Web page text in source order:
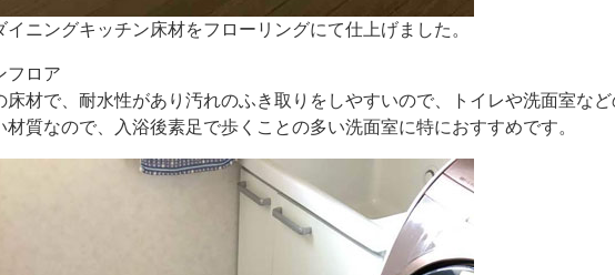
ニングキッチン床材をフローリングにて仕上げました。
フロア
床材で、耐水性があり汚れのふき取りをしやすいので、トイレや洗面室など
材質なので、入浴後素足で歩くことの多い洗面室に特におすすめです。